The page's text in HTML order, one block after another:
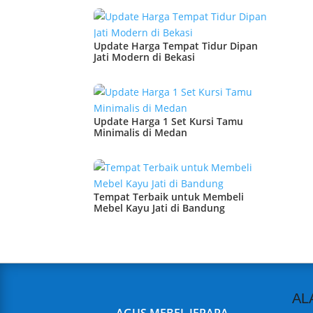
Update Harga Tempat Tidur Dipan
Jati Modern di Bekasi
Update Harga 1 Set Kursi Tamu
Minimalis di Medan
Tempat Terbaik untuk Membeli
Mebel Kayu Jati di Bandung